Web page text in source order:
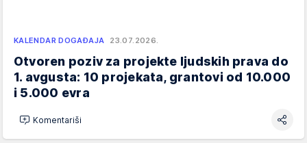
KALENDAR DOGAĐAJA 23.07.2026.
Otvoren poziv za projekte ljudskih prava do
1. avgusta: 10 projekata, grantovi od 10.000
i 5.000 evra
Komentariši